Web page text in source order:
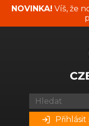
NOVINKA! Víš, že
Přihlásit